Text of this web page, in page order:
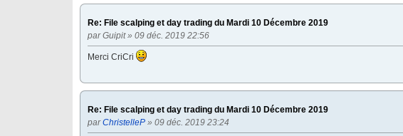
Re: File scalping et day trading du Mardi 10 Décembre 2019
parGuipit» 09 déc. 2019 22:56
Merci CriCri
Re: File scalping et day trading du Mardi 10 Décembre 2019
parChristelleP » 09 déc. 2019 23:24